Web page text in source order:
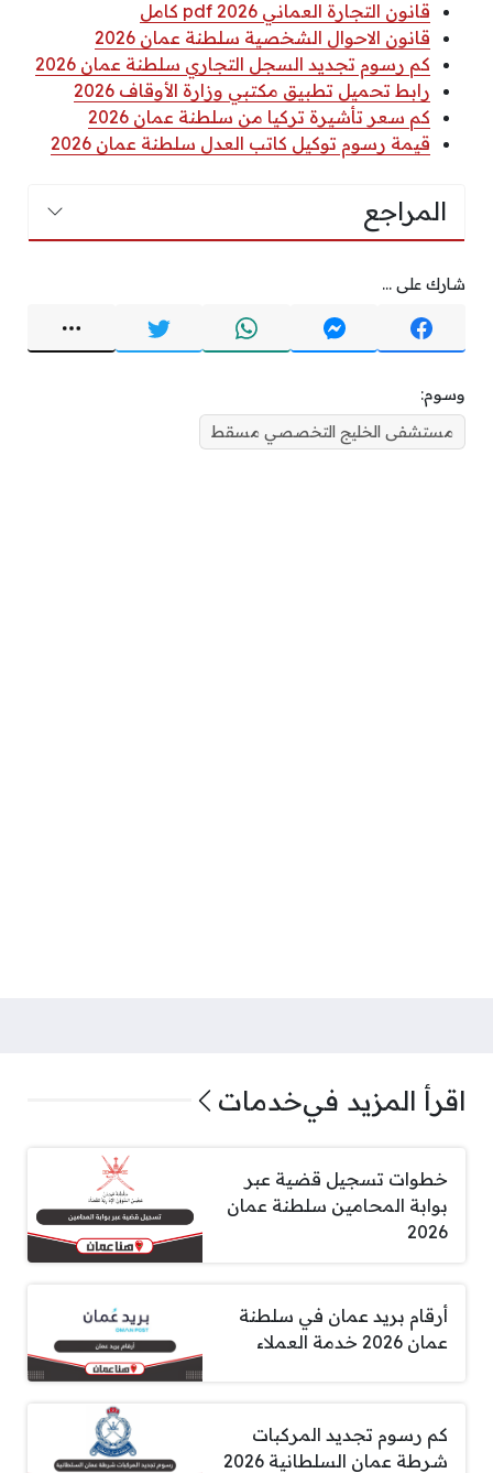
قانون التجارة العماني 2026 pdf كامل
قانون الاحوال الشخصية سلطنة عمان 2026
كم رسوم تجديد السجل التجاري سلطنة عمان 2026
رابط تحميل تطبيق مكتبي وزارة الأوقاف 2026
كم سعر تأشيرة تركيا من سلطنة عمان 2026
قيمة رسوم توكيل كاتب العدل سلطنة عمان 2026
المراجع
شارك على ...
وسوم:
مستشفى الخليج التخصصي مسقط
اقرأ المزيد فيخدمات
خطوات تسجيل قضية عبر
بوابة المحامين سلطنة عمان
2026
أرقام بريد عمان في سلطنة
عمان 2026 خدمة العملاء
كم رسوم تجديد المركبات
شرطة عمان السلطانية 2026